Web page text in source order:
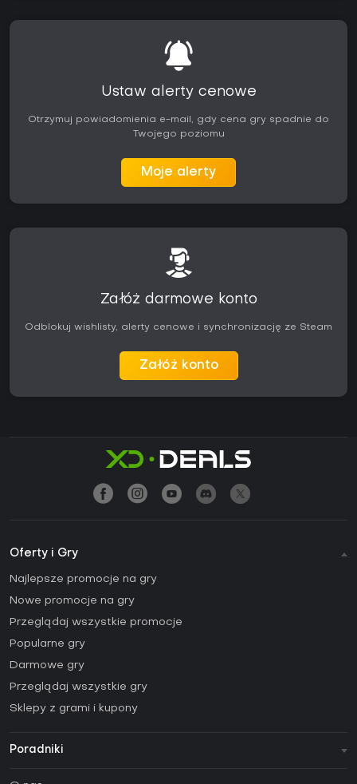
Ustaw alerty cenowe
Otrzymuj powiadomienia e-mail, gdy cena gry spadnie do
Twojego poziomu
Moje alerty
Załóż darmowe konto
Odblokuj wishlisty, alerty cenowe i synchronizację ze Steam
Załóż konto
Oferty i Gry
Najlepsze promocje na gry
Nowe promocje na gry
Przeglądaj wszystkie promocje
Popularne gry
Darmowe gry
Przeglądaj wszystkie gry
Sklepy z grami i kupony
Poradniki